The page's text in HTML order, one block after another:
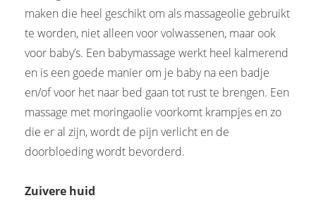
maken die heel geschikt om als massageolie gebruikt
te worden, niet alleen voor volwassenen, maar ook
voor baby’s. Een babymassage werkt heel kalmerend
en is een goede manier om je baby na een badje
en/of voor het naar bed gaan tot rust te brengen. Een
massage met moringaolie voorkomt krampjes en zo
die er al zijn, wordt de pijn verlicht en de
doorbloeding wordt bevorderd.
Zuivere huid